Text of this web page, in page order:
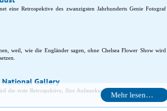
eine Retrospektive des zwanzigsten Jahrhunderts Genie Fotograf
weil, wie die Engländer sagen, ohne Chelsea Flower Show wird
National Gallery
die erste Retrospektive, Ihre Aufmerksamkeit eine große Schöpfer
Mehr lesen…